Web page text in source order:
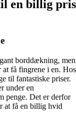
en billig pris
borddækning, men
at få fingrene i en. Hos
til fantastiske priser.
under en
penge. Det er derfor
at få en billig hvid